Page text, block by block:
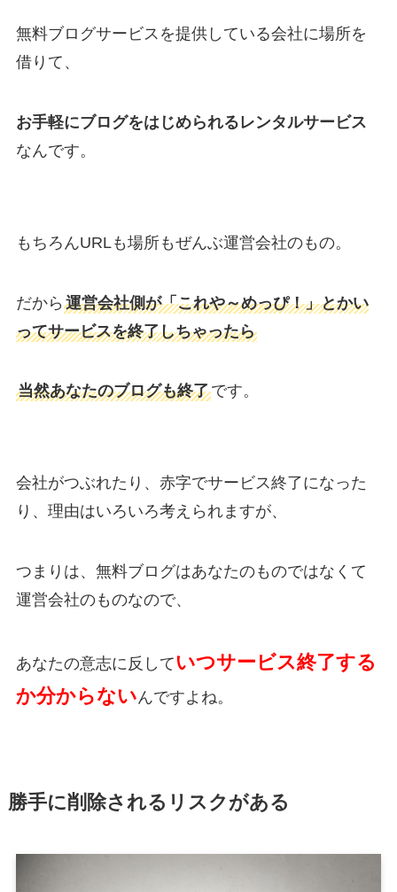
無料ブログサービスを提供している会社に場所を
借りて、
お手軽にブログをはじめられるレンタルサービス
なんです。
もちろんURLも場所もぜんぶ運営会社のもの。
だから 運営会社側が「これや～めっぴ！」とかい
ってサービスを終了しちゃったら
当然あなたのブログも終了です。
会社がつぶれたり、赤字でサービス終了になった
り、理由はいろいろ考えられますが、
つまりは、無料ブログはあなたのものではなくて
運営会社のものなので、
あなたの意志に反していつサービス終了する
か分からないんですよね。
勝手に削除されるリスクがある